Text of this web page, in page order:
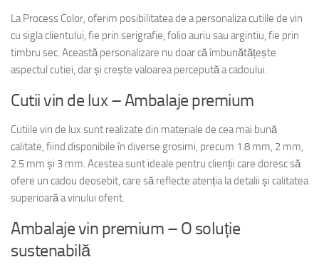
La Process Color, oferim posibilitatea de a personaliza cutiile de vin
cu sigla clientului, fie prin serigrafie, folio auriu sau argintiu, fie prin
timbru sec. Această personalizare nu doar că îmbunătățește
aspectul cutiei, dar și crește valoarea percepută a cadoului.
Cutii vin de lux – Ambalaje premium
Cutiile vin de lux sunt realizate din materiale de cea mai bună
calitate, fiind disponibile în diverse grosimi, precum 1.8 mm, 2 mm,
2.5 mm și 3 mm. Acestea sunt ideale pentru clienții care doresc să
ofere un cadou deosebit, care să reflecte atenția la detalii și calitatea
superioară a vinului oferit.
Ambalaje vin premium – O soluție
sustenabilă